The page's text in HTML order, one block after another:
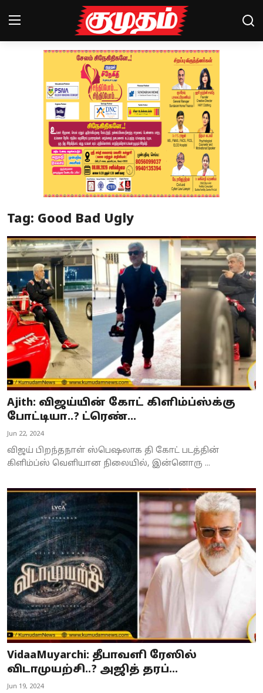
Magazines
Special Story
Business
Crime
Tamilnadu
National
World
Astrology
Spirituality
Weather
Politics
Tag: Good Bad Ugly
Ajith: விஜய்யின் கோட் கிளிம்ப்ஸ்க்கு
போட்டியா..? ட்ரெண்...
Jun 22, 2024
விஜய் பிறந்தநாள் ஸ்பெஷலாக தி கோட் படத்தின்
கிளிம்ப்ஸ் வெளியான நிலையில், இன்னொரு ...
VidaaMuyarchi: தீபாவளி ரேஸில்
விடாமுயற்சி..? அஜித் தரப்...
Jun 19, 2024